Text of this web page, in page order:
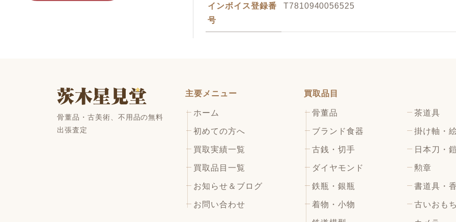
インボイス登録番
号
T7810940056525
骨董品・古美術、不用品の無料
出張査定
主要メニュー
ホーム
初めての方へ
買取実績一覧
買取品目一覧
お知らせ＆ブログ
お問い合わせ
買取品目
骨董品 茶道具
ブランド食器 掛け軸・
古銭・切手 日本刀・
ダイヤモンド 勲章
鉄瓶・銀瓶 書道具・
着物・小物 古いおも